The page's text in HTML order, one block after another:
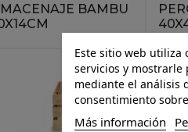
BAMBU
Este sitio web utiliza
servicios y
mediante el análisis
consentimiento
Más información